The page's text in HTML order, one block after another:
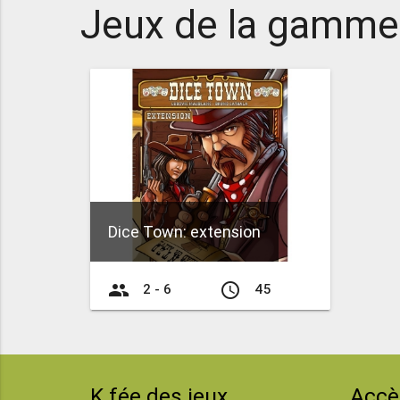
Jeux de la
Dice Town: extension
group 2 - 6 access_time 45